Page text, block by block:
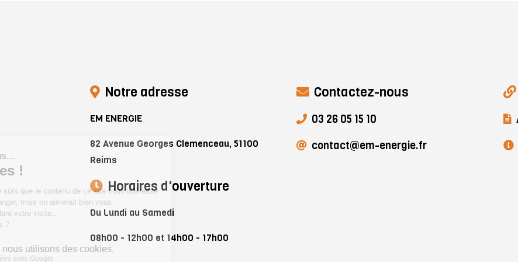
Notre adresse
EM ENERGIE
82 Avenue Georges Clemenceau, 51100
Reims
Horaires d'ouverture
Du Lundi au Samedi
08h00 - 12h00 et 14h00 - 17h00
Contactez-nous
03 26 05 15 10
contact@em-energie.fr